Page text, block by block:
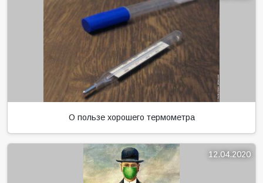
О пользе хорошего термометра
12.04.2020